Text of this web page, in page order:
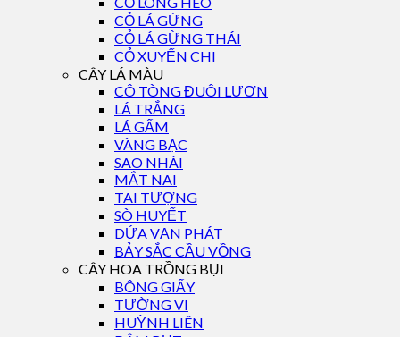
CỎ LÁ GỪNG
CỎ LÁ GỪNG THÁI
CỎ XUYẾN CHI
CÂY LÁ MÀU
CÔ TÒNG ĐUÔI LƯƠN
LÁ TRẮNG
LÁ GẤM
VÀNG BẠC
SAO NHÁI
MẮT NAI
TAI TƯỢNG
SÒ HUYẾT
DỨA VẠN PHÁT
BẢY SẮC CẦU VỒNG
CÂY HOA TRỒNG BỤI
BÔNG GIẤY
TƯỜNG VI
HUỲNH LIÊN